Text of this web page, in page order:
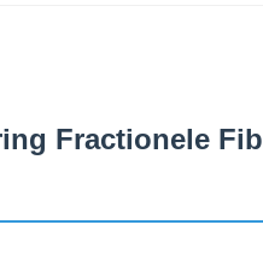
Fractionele